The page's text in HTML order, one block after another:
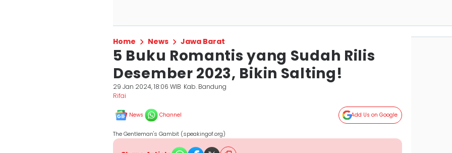
Home News Jawa Barat
5 Buku Romantis yang Sudah Rilis
Desember 2023, Bikin Salting!
29 Jan 2024, 18:06 WIB Kab. Bandung
Rifai
News Channel Add Us on Google
The Gentleman's Gambit (speakingof.org)